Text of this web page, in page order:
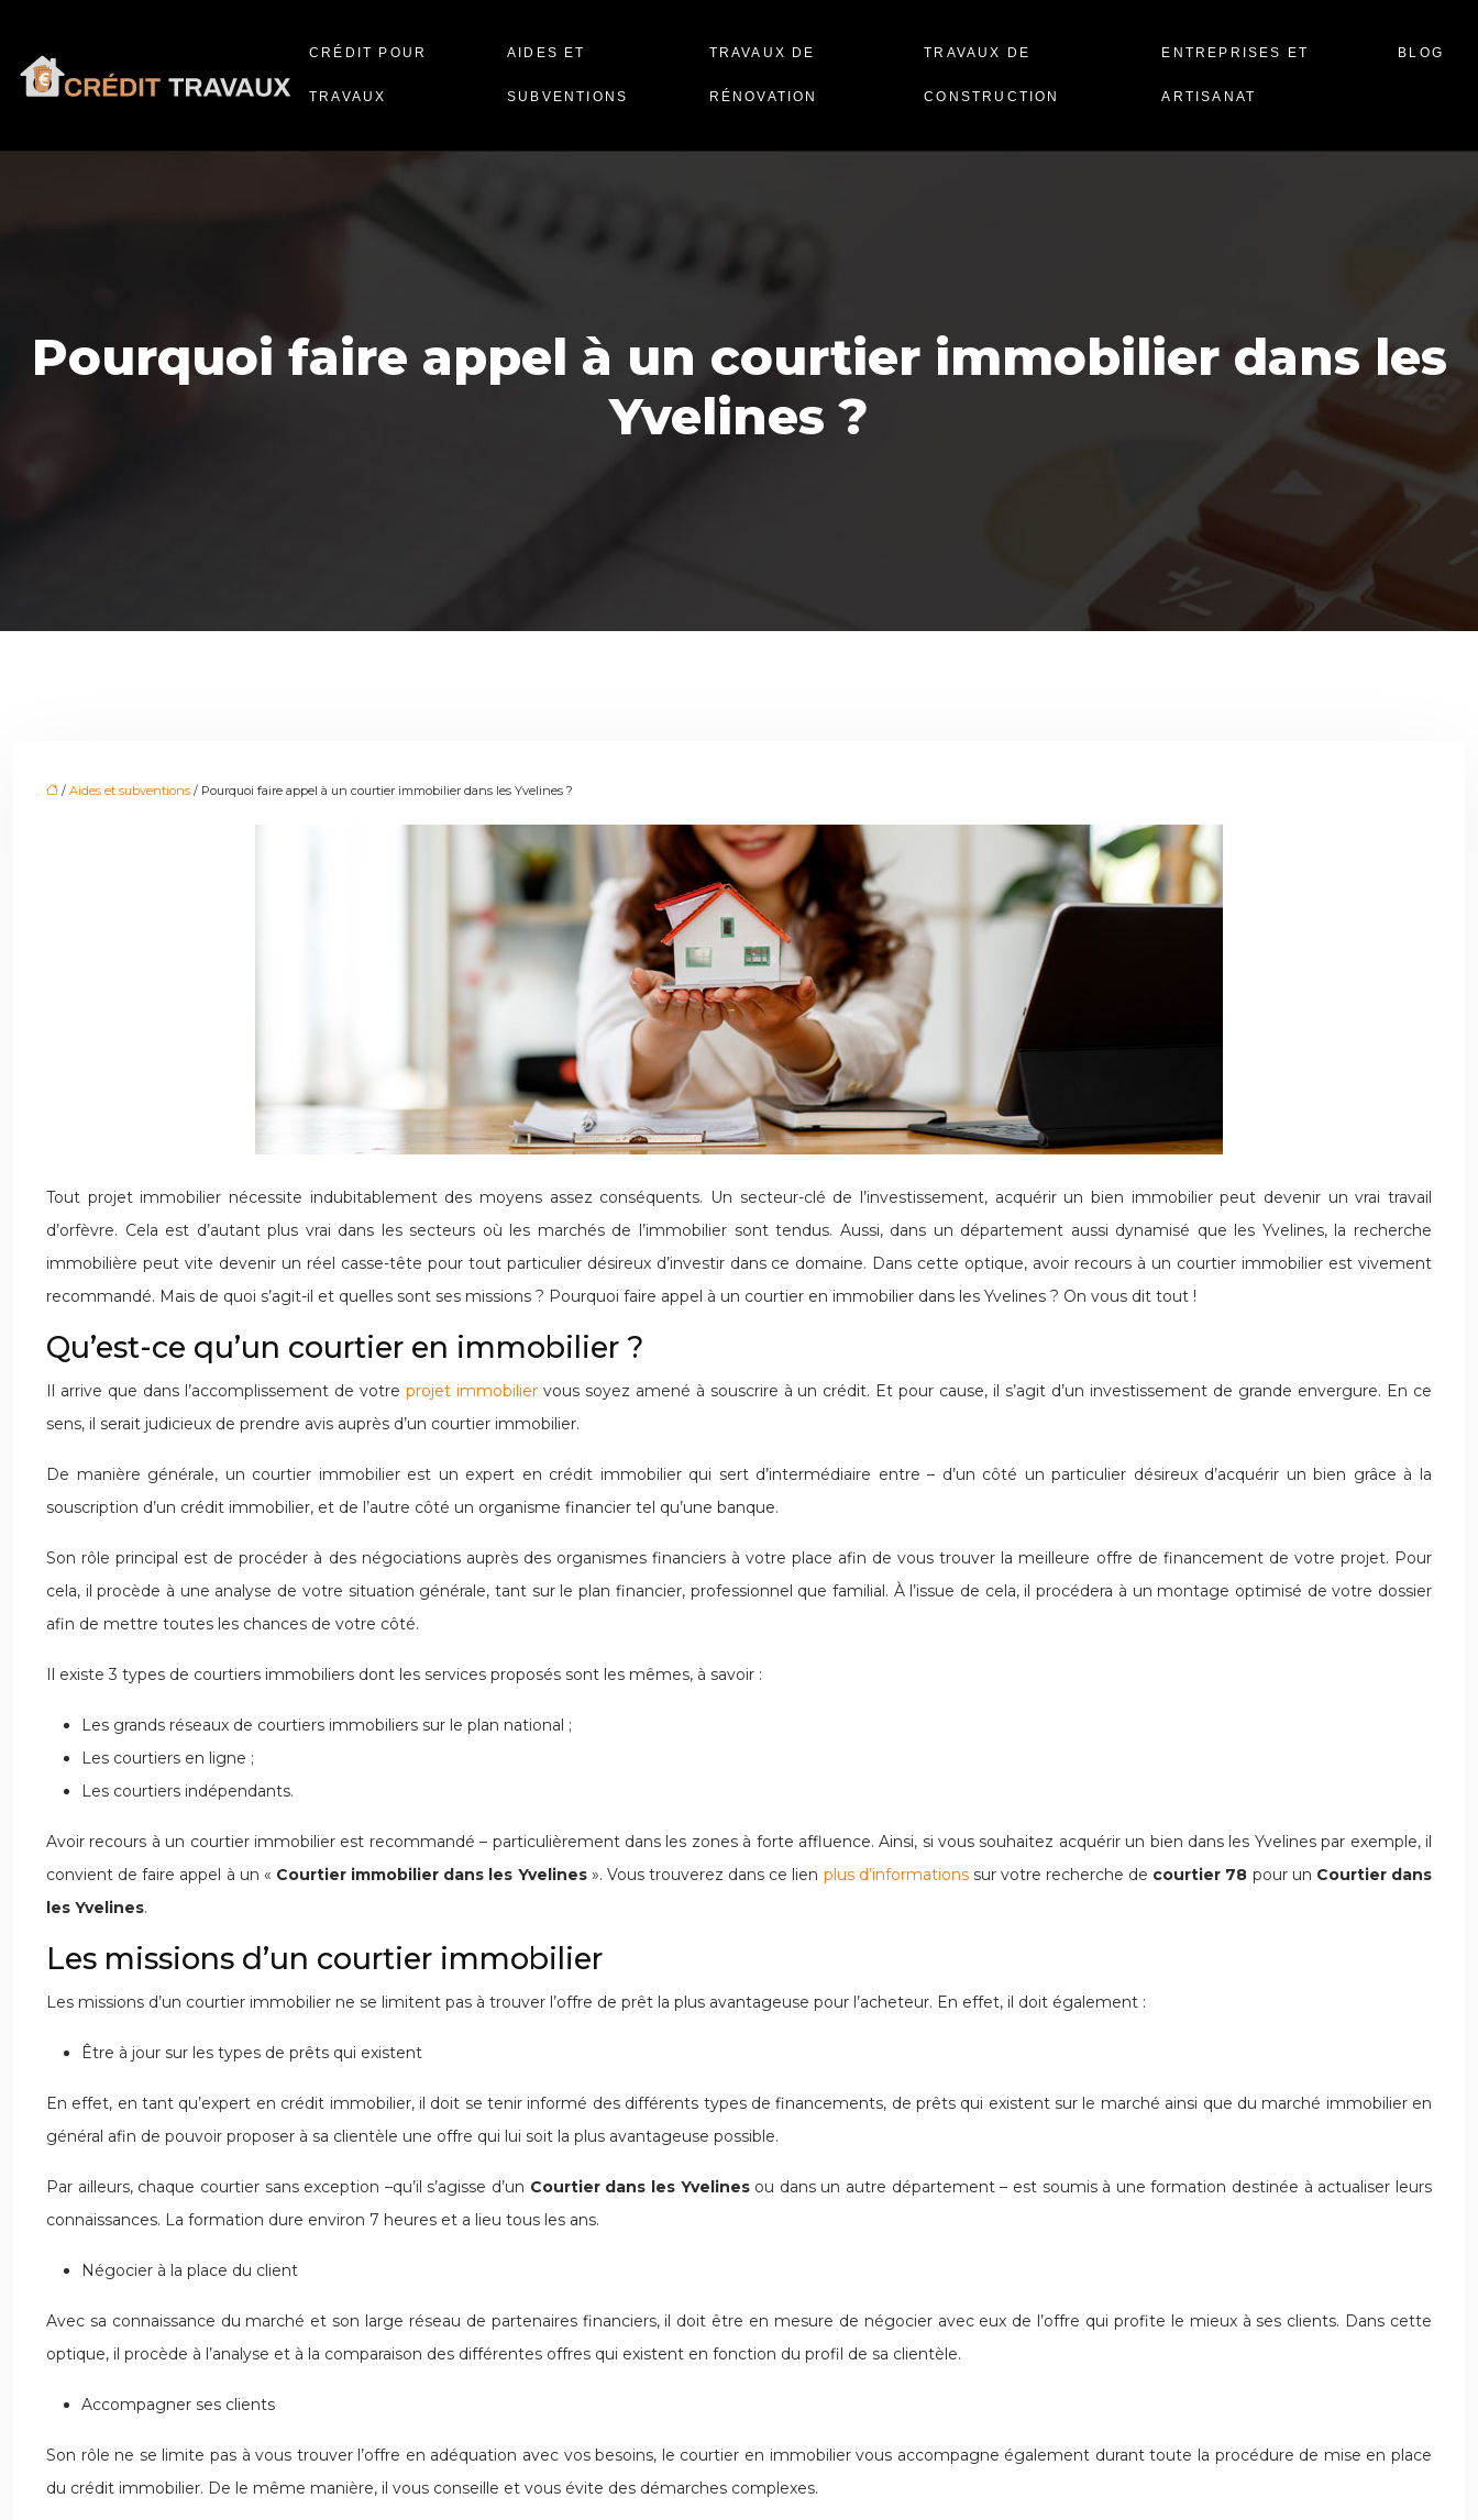
CRÉDIT POUR
TRAVAUX
AIDES ET
SUBVENTIONS
TRAVAUX DE
RÉNOVATION
TRAVAUX DE
CONSTRUCTION
ENTREPRISES ET
ARTISANAT
BLOG
Pourquoi faire appel à un courtier immobilier dans les
Yvelines ?
/ Aides et subventions / Pourquoi faire appel à un courtier immobilier dans les Yvelines ?
Tout projet immobilier nécessite indubitablement des moyens assez conséquents. Un secteur-clé de l’investissement, acquérir un bien immobilier peut devenir un vrai travail
d’orfèvre. Cela est d’autant plus vrai dans les secteurs où les marchés de l’immobilier sont tendus. Aussi, dans un département aussi dynamisé que les Yvelines, la recherche
immobilière peut vite devenir un réel casse-tête pour tout particulier désireux d’investir dans ce domaine. Dans cette optique, avoir recours à un courtier immobilier est vivement
recommandé. Mais de quoi s’agit-il et quelles sont ses missions ? Pourquoi faire appel à un courtier en immobilier dans les Yvelines ? On vous dit tout !
Qu’est-ce qu’un courtier en immobilier ?
Il arrive que dans l’accomplissement de votre projet immobiliervous soyez amené à souscrire à un crédit. Et pour cause, il s’agit d’un investissement de grande envergure. En ce
sens, il serait judicieux de prendre avis auprès d’un courtier immobilier.
De manière générale, un courtier immobilier est un expert en crédit immobilier qui sert d’intermédiaire entre – d’un côté un particulier désireux d’acquérir un bien grâce à la
souscription d’un crédit immobilier, et de l’autre côté un organisme financier tel qu’une banque.
Son rôle principal est de procéder à des négociations auprès des organismes financiers à votre place afin de vous trouver la meilleure offre de financement de votre projet. Pour
cela, il procède à une analyse de votre situation générale, tant sur le plan financier, professionnel que familial. À l’issue de cela, il procédera à un montage optimisé de votre dossier
afin de mettre toutes les chances de votre côté.
Il existe 3 types de courtiers immobiliers dont les services proposés sont les mêmes, à savoir :
Les grands réseaux de courtiers immobiliers sur le plan national ;
Les courtiers en ligne ;
Les courtiers indépendants.
Avoir recours à un courtier immobilier est recommandé – particulièrement dans les zones à forte affluence. Ainsi, si vous souhaitez acquérir un bien dans les Yvelines par exemple, il
convient de faire appel à un « Courtier immobilier dans les Yvelines». Vous trouverez dans ce lien plus d’informationssur votre recherche de courtier 78 pour un Courtier dans
les Yvelines.
Les missions d’un courtier immobilier
Les missions d’un courtier immobilier ne se limitent pas à trouver l’offre de prêt la plus avantageuse pour l’acheteur. En effet, il doit également :
Être à jour sur les types de prêts qui existent
En effet, en tant qu’expert en crédit immobilier, il doit se tenir informé des différents types de financements, de prêts qui existent sur le marché ainsi que du marché immobilier en
général afin de pouvoir proposer à sa clientèle une offre qui lui soit la plus avantageuse possible.
Par ailleurs, chaque courtier sans exception –qu’il s’agisse d’un Courtier dans les Yvelinesou dans un autre département – est soumis à une formation destinée à actualiser leurs
connaissances. La formation dure environ 7 heures et a lieu tous les ans.
Négocier à la place du client
Avec sa connaissance du marché et son large réseau de partenaires financiers, il doit être en mesure de négocier avec eux de l’offre qui profite le mieux à ses clients. Dans cette
optique, il procède à l’analyse et à la comparaison des différentes offres qui existent en fonction du profil de sa clientèle.
Accompagner ses clients
Son rôle ne se limite pas à vous trouver l’offre en adéquation avec vos besoins, le courtier en immobilier vous accompagne également durant toute la procédure de mise en place
du crédit immobilier. De le même manière, il vous conseille et vous évite des démarches complexes.